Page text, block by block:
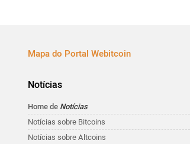
Mapa do Portal Webitcoin
Notícias
Home de Notícias
Notícias sobre Bitcoins
Notícias sobre Altcoins